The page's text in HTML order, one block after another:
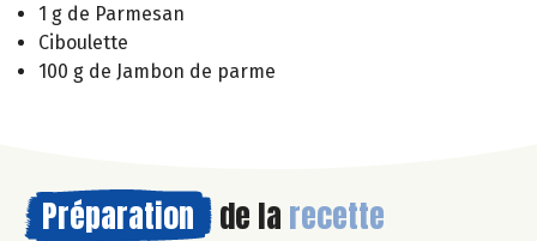
1 g de Parmesan
Ciboulette
100 g de Jambon de parme
Préparation de la recette